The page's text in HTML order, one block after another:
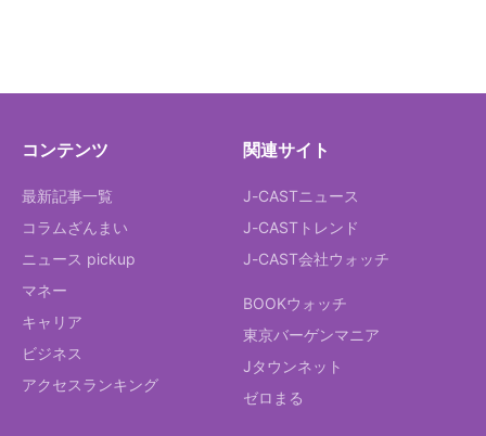
コンテンツ
最新記事一覧
コラムざんまい
ニュース pickup
マネー
キャリア
ビジネス
アクセスランキング
関連サイト
J-CASTニュース
J-CASTトレンド
J-CAST会社ウォッチ
BOOKウォッチ
東京バーゲンマニア
Jタウンネット
ゼロまる